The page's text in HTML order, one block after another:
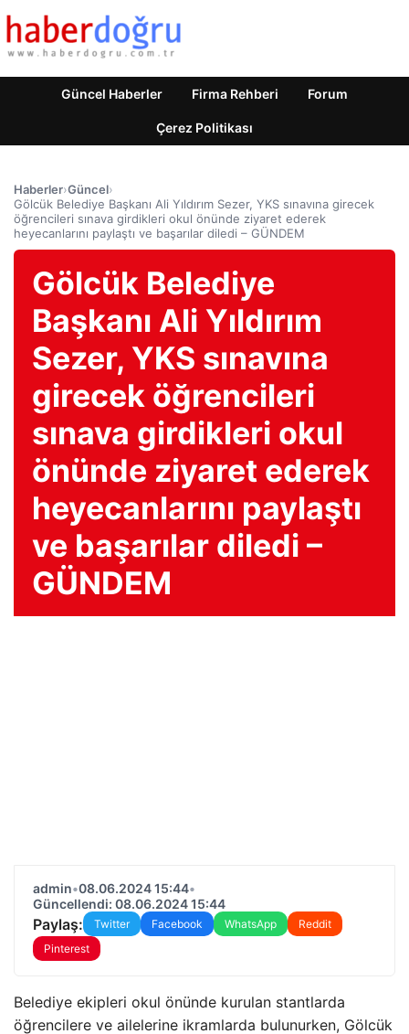
Güncel Haberler Firma Rehberi Forum
Çerez Politikası
Haberler›Güncel›
Gölcük Belediye Başkanı Ali Yıldırım Sezer, YKS sınavına girecek
öğrencileri sınava girdikleri okul önünde ziyaret ederek
heyecanlarını paylaştı ve başarılar diledi – GÜNDEM
Gölcük Belediye
Başkanı Ali Yıldırım
Sezer, YKS sınavına
girecek öğrencileri
sınava girdikleri okul
önünde ziyaret ederek
heyecanlarını paylaştı
ve başarılar diledi –
GÜNDEM
admin•08.06.2024 15:44•
Güncellendi: 08.06.2024 15:44
Paylaş: Twitter Facebook WhatsApp
Reddit
Pinterest
Belediye ekipleri okul önünde kurulan stantlarda
öğrencilere ve ailelerine ikramlarda bulunurken, Gölcük